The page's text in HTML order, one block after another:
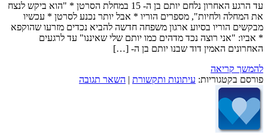
עד הרגע האחרון נלחם יותם בן ה- 15 במחלת הסרטן * "הוא ביקש לנצח
את המחלה ולחיות", מספרים הוריו * אבל יותר נכנע לסרטן * עכשיו
מבקשים הוריו בסיוע ארגון משפחה חדשה להביא נכדים מזרעו שהוקפא
* אביו: "אני רוצה נכד מדהים כמו יותם שלי שאיננו" עד לרגעים
האחרונים האמין דוד שבנו יותם בן ה- […]
להמשך קריאה
פורסם בקטגוריות: עיתונות ותקשורת | השאר תגובה